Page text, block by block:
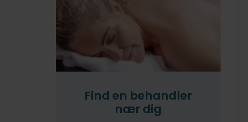
Find en behandler
nær dig